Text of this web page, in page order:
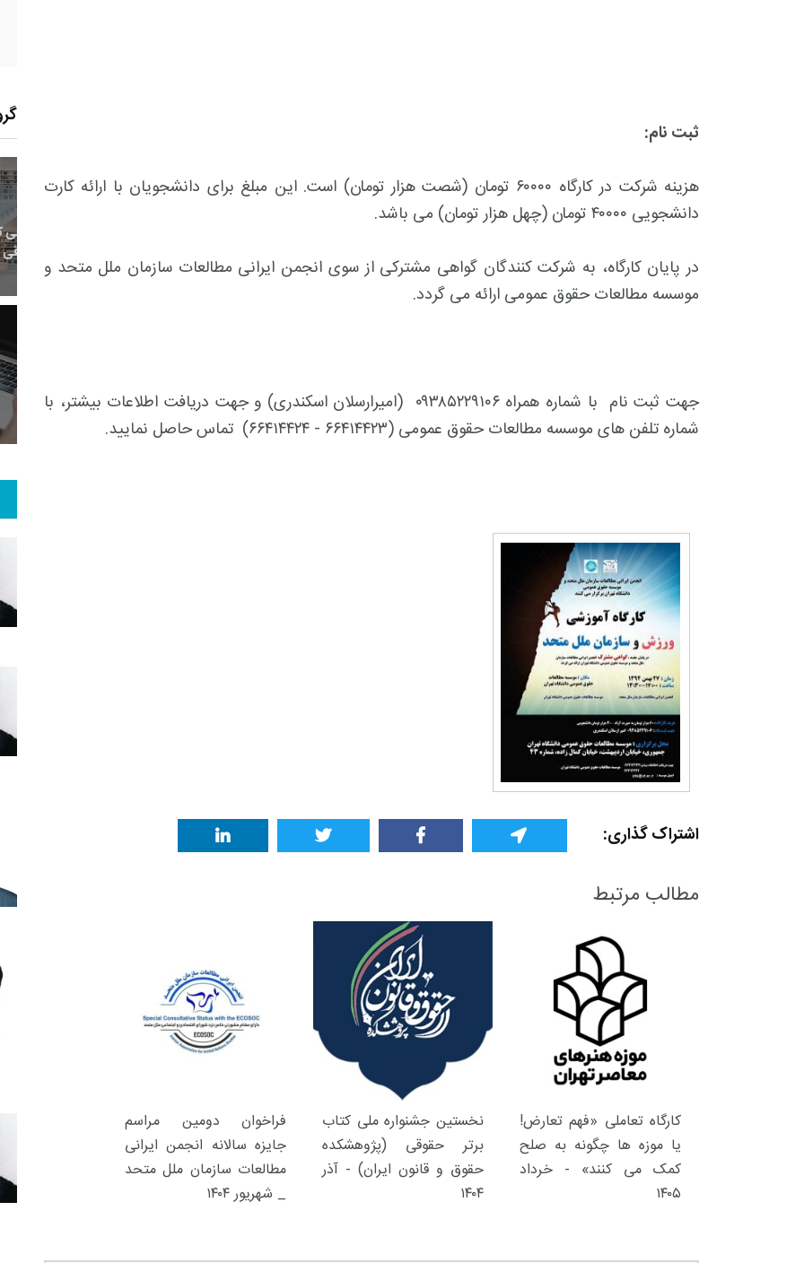
ثبت نام:
هزینه شرکت در کارگاه ۶۰۰۰۰ تومان (شصت هزار تومان) است. این مبلغ برای دانشجویان با ارائه کارت
دانشجویی ۴۰۰۰۰ تومان (چهل هزار تومان) می باشد.
در پایان کارگاه، به شرکت کنندگان گواهی مشترکی از سوی انجمن ایرانی مطالعات سازمان ملل متحد و
موسسه مطالعات حقوق عمومی ارائه می گردد.
جهت ثبت نام با شماره همراه ۰۹۳۸۵۲۲۹۱۰۶ (امیرارسلان اسکندری) و جهت دریافت اطلاعات بیشتر، با
شماره تلفن های موسسه مطالعات حقوق عمومی (۶۶۴۱۴۴۲۳ - ۶۶۴۱۴۴۲۴) تماس حاصل نمایید.
اشتراک گذاری:
مطالب مرتبط
کارگاه تعاملی «فهم تعارض!
یا موزه ها چگونه به صلح
کمک می کنند» - خرداد
۱۴۰۵
نخستین جشنواره ملی کتاب
برتر حقوقی (پژوهشکده
حقوق و قانون ایران) - آذر
۱۴۰۴
فراخوان دومین مراسم
جایزه سالانه انجمن ایرانی
مطالعات سازمان ملل متحد
_ شهریور ۱۴۰۴
فراخوان مقاله
0+ 0+
حقوق و هنر معرفی کتاب های حقوقی
2+